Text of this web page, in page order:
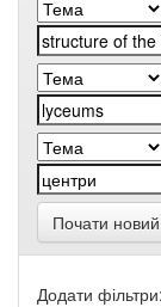
Почати
Додати фільтри: